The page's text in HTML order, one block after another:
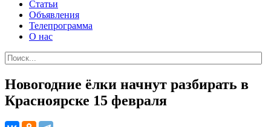
Статьи
Объявления
Телепрограмма
О нас
Новогодние ёлки начнут разбирать в
Красноярске 15 февраля